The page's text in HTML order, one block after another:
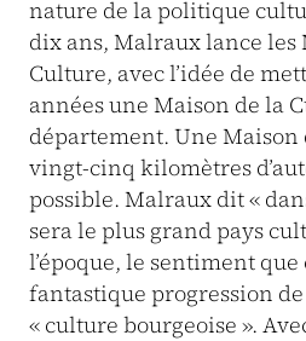
nature de la politique
dix ans, Malraux lance les
Culture, avec l’idée de
années une Maison de la
département. Une Maison
vingt-cinq kilomètres
possible. Malraux dit «
sera le plus grand pays
l’époque, le sentiment que
fantastique progression
« culture bourgeoise ».